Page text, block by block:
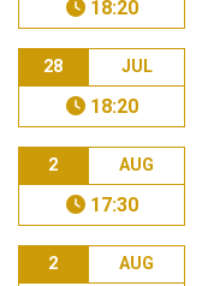
18:20
28 JUL
18:20
2 AUG
17:30
2 AUG